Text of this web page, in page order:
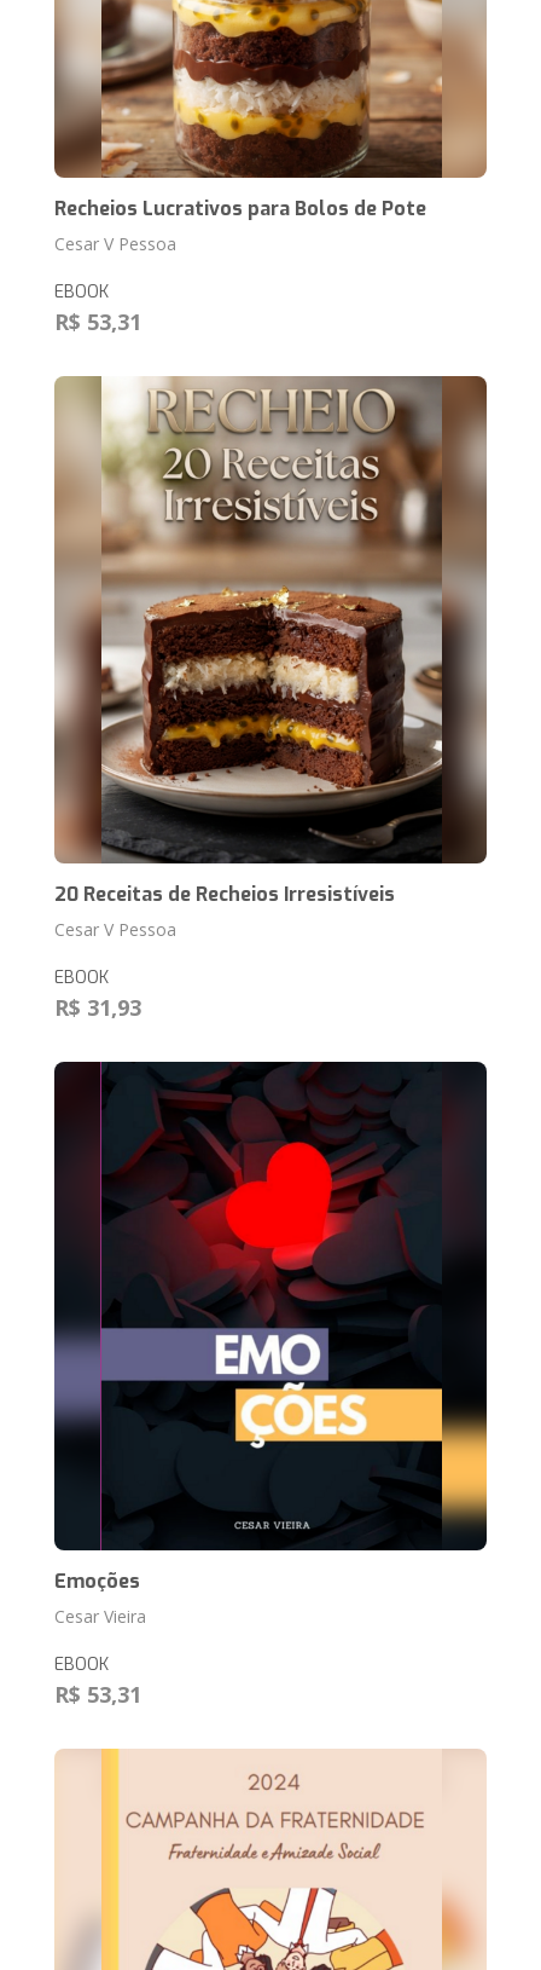
Recheios Lucrativos para Bolos de Pote
Cesar V Pessoa
EBOOK
R$ 53,31
20 Receitas de Recheios Irresistíveis
Cesar V Pessoa
EBOOK
R$ 31,93
Emoções
Cesar Vieira
EBOOK
R$ 53,31